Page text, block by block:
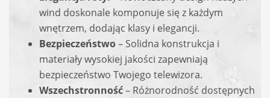
wind doskonale komponuje się z każdym
wnętrzem, dodając klasy i elegancji.
Bezpieczeństwo– Solidna konstrukcja i
materiały wysokiej jakości zapewniają
bezpieczeństwo Twojego telewizora.
Wszechstronność– Różnorodność dostępnych